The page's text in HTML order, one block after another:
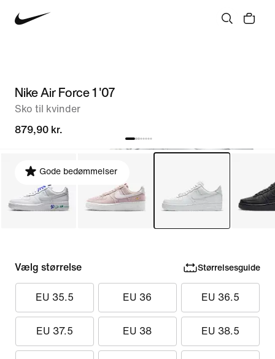
Nike Air Force 1 '07
Sko til kvinder
879,90 kr.
Gode bedømmelser
Vælg størrelse Størrelsesguide
EU 35.5 EU 36 EU 36.5
EU 37.5 EU 38 EU 38.5